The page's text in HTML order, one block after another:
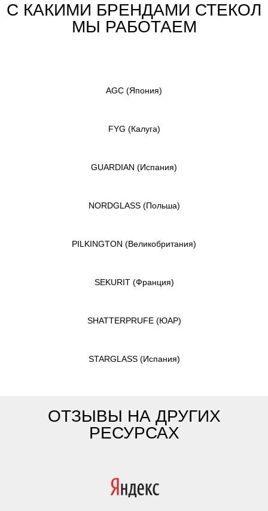
С КАКИМИ БРЕНДАМИ СТЕКОЛ
МЫ РАБОТАЕМ
AGC (Япония)
FYG (Калуга)
GUARDIAN (Испания)
NORDGLASS (Польша)
PILKINGTON (Великобритания)
SEKURIT (Франция)
SHATTERPRUFE (ЮАР)
STARGLASS (Испания)
ОТЗЫВЫ НА ДРУГИХ
РЕСУРСАХ